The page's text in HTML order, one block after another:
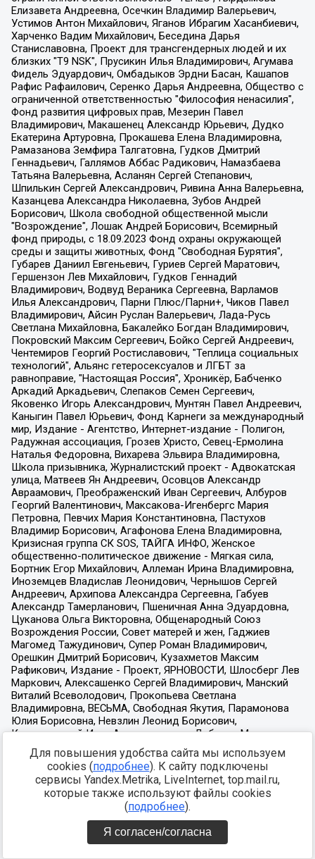
Для повышения удобства сайта мы используем
cookies (подробнее). К сайту подключены
сервисы Yandex.Metrika, LiveInternet, top.mail.ru,
которые также используют файлы cookies
(подробнее).
Я согласен/согласна